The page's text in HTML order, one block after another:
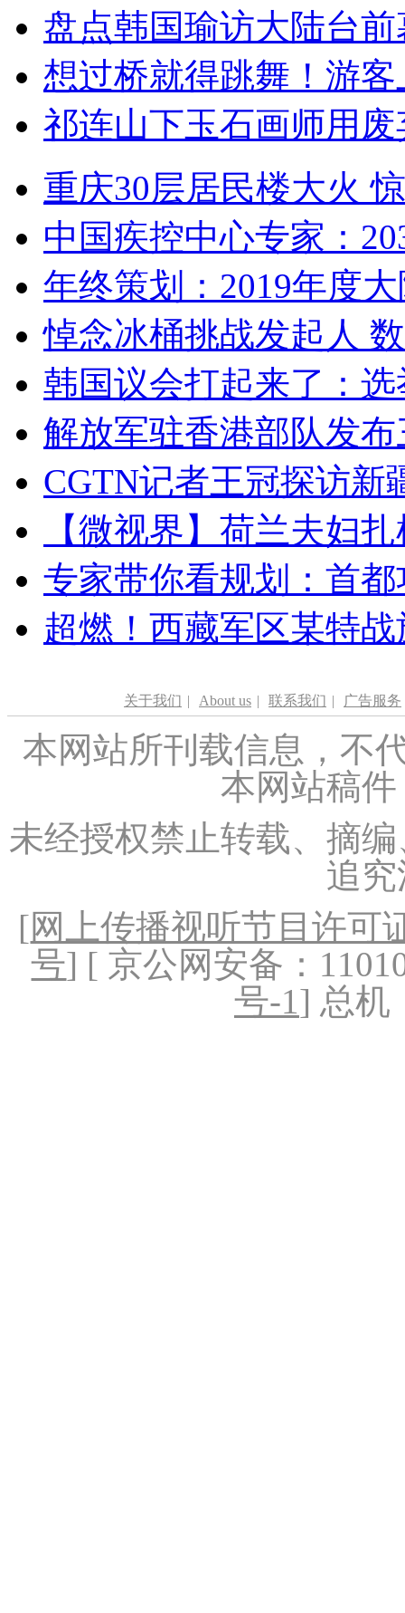
盘点韩国瑜访大陆台
想过桥就得跳舞！游客
祁连山下玉石画师用
重庆30层居民楼大火
中国疾控中心专家：
年终策划：2019年度
悼念冰桶挑战发起人
韩国议会打起来了：
解放军驻香港部队发
CGTN记者王冠探访新
【微视界】荷兰夫妇
专家带你看规划：首
超燃！西藏军区某特
关于我们 | About us | 联系我们 | 广告服务
本网站所刊载信息，不
本网站稿
未经授权禁止转载、摘
追
[网上传播视听节目许可
号] [ 京公网安备：
号-1] 总机